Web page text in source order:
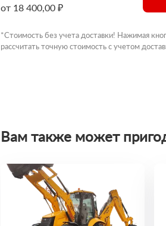
от 18 400,00 ₽
*Стоимость без учета доставки! Нажимая
рассчитать точную стоимость с учетом
Вам также может